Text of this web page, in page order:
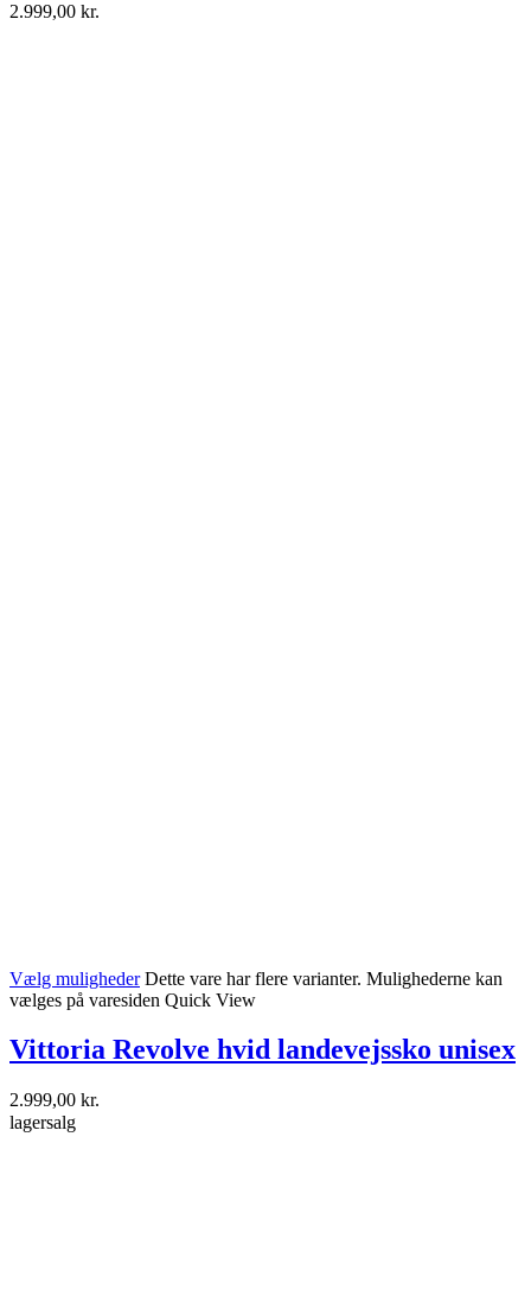
2.999,00 kr.
Vælg muligheder Dette vare har flere varianter. Mulighederne kan
vælges på varesiden Quick View
Vittoria Revolve hvid landevejssko unisex
2.999,00 kr.
lagersalg